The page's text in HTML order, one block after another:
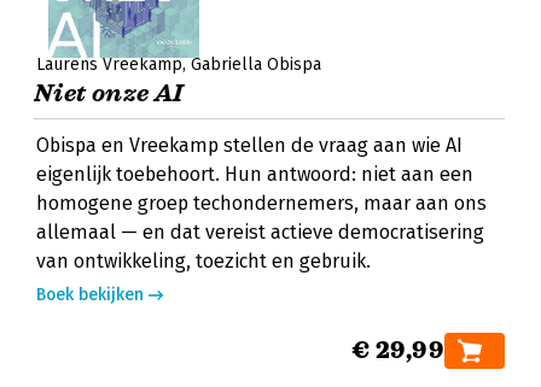
Laurens Vreekamp Gabriella Obispa
Niet onze AI
Obispa en Vreekamp stellen de vraag aan wie AI
eigenlijk toebehoort. Hun antwoord: niet aan een
homogene groep techondernemers, maar aan ons
allemaal — en dat vereist actieve democratisering
van ontwikkeling, toezicht en gebruik.
Boek bekijken
€ 29,99